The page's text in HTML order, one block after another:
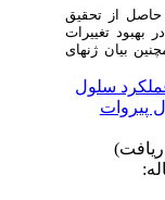
از تحقیق
تغییرات
بیان ژن­های
سلول